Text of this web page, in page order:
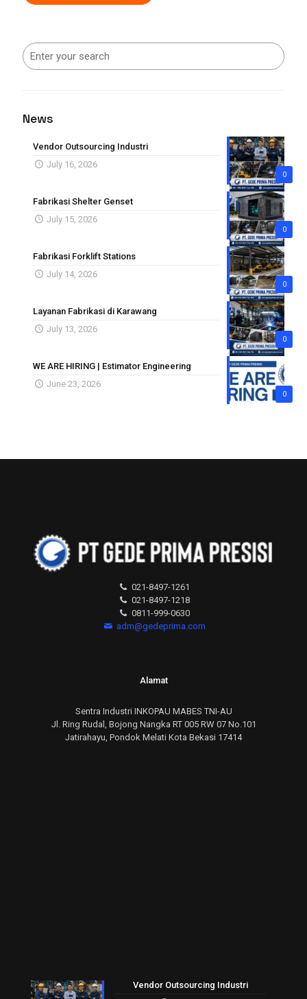
News
0
Vendor Outsourcing Industri
July 16, 2026
0
Fabrikasi Shelter Genset
July 15, 2026
0
Fabrikasi Forklift Stations
July 14, 2026
0
Layanan Fabrikasi di Karawang
July 13, 2026
0
WE ARE HIRING | Estimator Engineering
June 23, 2026
021-8497-1261
021-8497-1218
0811-999-0630
adm@gedeprima.com
Alamat
Sentra Industri INKOPAU MABES TNI-AU
Jl. Ring Rudal, Bojong Nangka RT 005 RW 07 No.101
Jatirahayu, Pondok Melati Kota Bekasi 17414
Vendor Outsourcing Industri